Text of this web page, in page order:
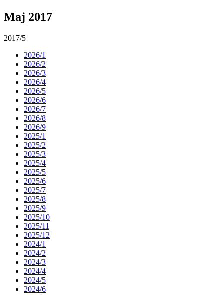
Maj 2017
2017/5
2026/1
2026/2
2026/3
2026/4
2026/5
2026/6
2026/7
2026/8
2026/9
2025/1
2025/2
2025/3
2025/4
2025/5
2025/6
2025/7
2025/8
2025/9
2025/10
2025/11
2025/12
2024/1
2024/2
2024/3
2024/4
2024/5
2024/6